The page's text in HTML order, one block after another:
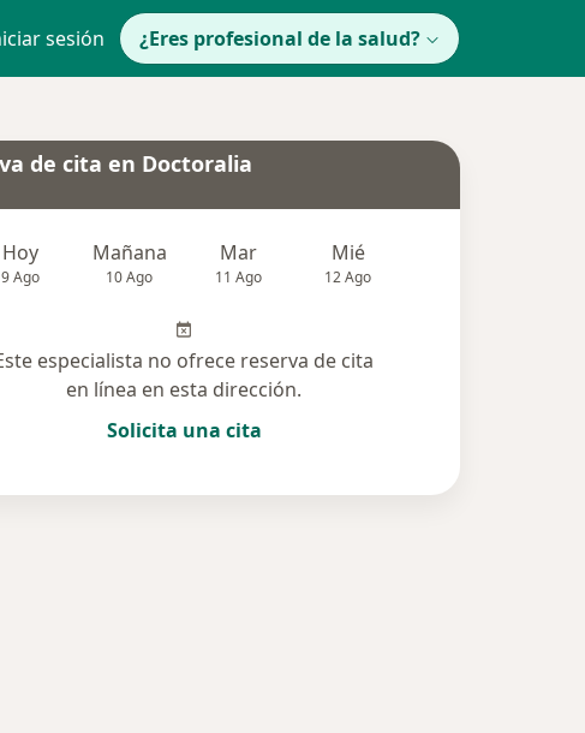
sesión ¿Eres profesional de la salud?
de cita en Doctoralia
Hoy
9 Ago
Mañana
10 Ago
Mar
11 Ago
Mié
12 Ago
especialista no ofrece reserva de cita
en línea en esta dirección.
Solicita una cita